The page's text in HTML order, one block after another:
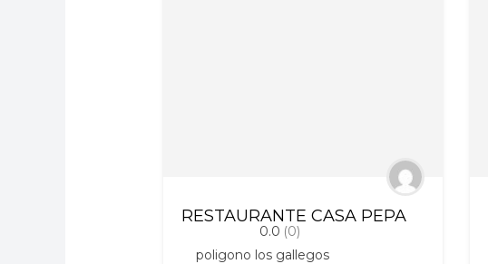
RESTAURANTE CASA PEPA
0.0 (0)
poligono los gallegos